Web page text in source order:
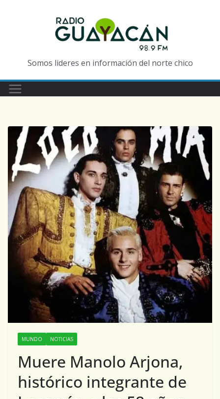
Somos lideres en información del norte chico
MUNDO NOTICIAS
Muere Manolo Arjona,
histórico integrante de